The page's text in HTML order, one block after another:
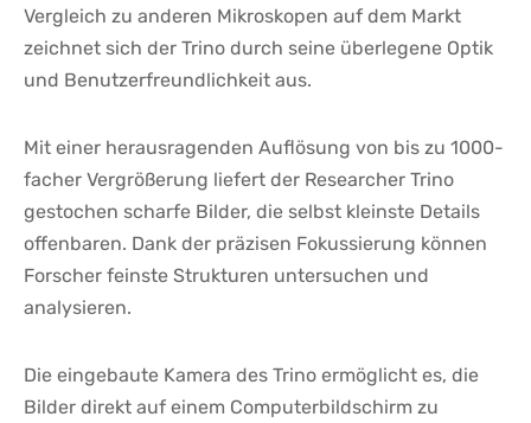
Vergleich zu anderen Mikroskopen auf dem Markt
zeichnet sich der Trino durch seine überlegene Optik
und Benutzerfreundlichkeit aus.
Mit einer herausragenden Auflösung von bis zu 1000-
facher Vergrößerung‌ liefert der Researcher Trino
gestochen scharfe Bilder, die selbst kleinste Details
offenbaren. Dank der präzisen Fokussierung können
Forscher feinste Strukturen untersuchen und
analysieren.
Die ⁤eingebaute Kamera des Trino ​ermöglicht es, die
Bilder direkt ⁤auf einem Computerbildschirm‌ zu